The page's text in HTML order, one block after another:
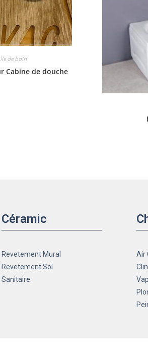
de bain
Cabine de douche
Céramic
Revetement Mural
Revetement Sol
Sanitaire
Air